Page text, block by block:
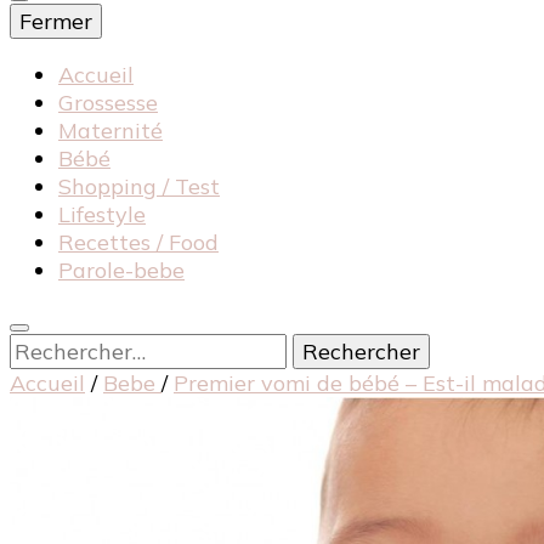
Fermer
Accueil
Grossesse
Maternité
Bébé
Shopping / Test
Lifestyle
Recettes / Food
Parole-bebe
Rechercher :
Accueil / Bebe / Premier vomi de bébé – Est-il